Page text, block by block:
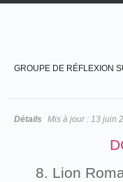
GROUPE DE RÉFLEXION
Détails Mis à jour : 13 juin
8. Lion